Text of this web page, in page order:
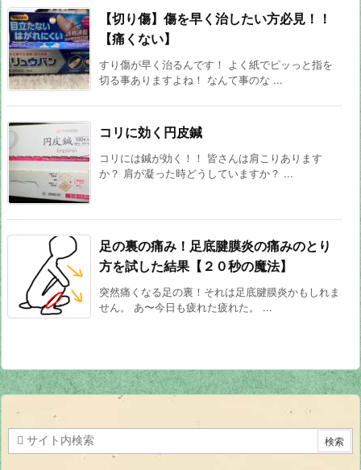
【切り傷】傷を早く治したい方必見！！
【痛くない】
すり傷が早く治るんです！ よく紙でピッっと指を
切る事ありますよね！ なんて事のな ...
コリに効く円皮鍼
コリには鍼が効く！！ 皆さんは肩こりあります
か？ 肩が凝った時どうしていますか？ ...
足の裏の痛み！足底腱膜炎の痛みのとり
方を試した結果【２０秒の魔法】
突然痛くなる足の裏！それは足底腱膜炎かもしれま
せん。 あ〜今日も疲れた疲れた。 ...